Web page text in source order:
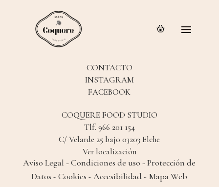
CONTACTO
INSTAGRAM
FACEBOOK
COQUERE FOOD STUDIO
Tlf. 966 201 154
C/ Velarde 25 bajo 03203 Elche
Ver localización
Aviso Legal -Condiciones de uso -Protección de
Datos -Cookies -Accesibilidad - Mapa Web